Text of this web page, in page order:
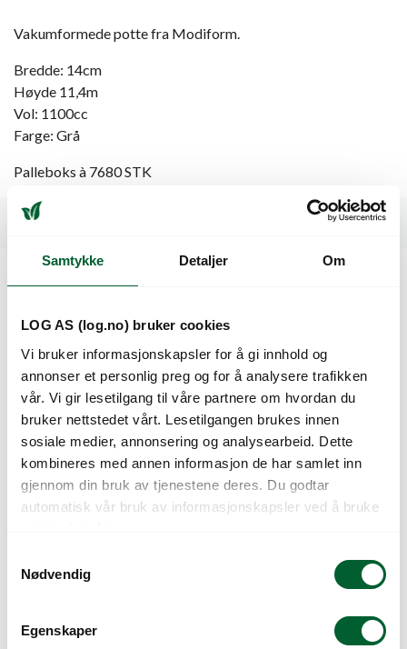
Samtykke Detaljer Om
LOG AS (log.no) bruker cookies
Vi bruker informasjonskapsler for å gi innhold og
annonser et personlig preg og for å analysere trafikken
vår. Vi gir lesetilgang til våre partnere om hvordan du
bruker nettstedet vårt. Lesetilgangen brukes innen
sosiale medier, annonsering og analysearbeid. Dette
kombineres med annen informasjon de har samlet inn
gjennom din bruk av tjenestene deres. Du godtar
automatisk vår bruk av informasjonskapsler ved å bruke
Nødvendig
Egenskaper
Vakumformede potte fra Modiform.
Bredde: 14cm
Høyde 11,4m
Vol: 1100cc
Farge: Grå
Palleboks à 7680 STK
Spesifikasjoner